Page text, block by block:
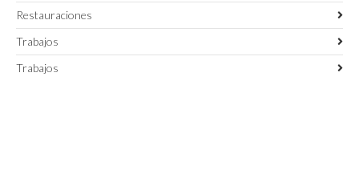
Restauraciones
Trabajos
Trabajos